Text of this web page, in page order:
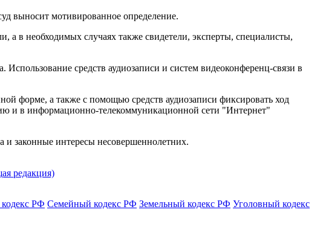
выносит мотивированное определение.
а в необходимых случаях также свидетели, эксперты, специалисты,
средств аудиозаписи и систем видеоконференц-связи в
форме, а также с помощью средств аудиозаписи фиксировать ход
и в информационно-телекоммуникационной сети "Интернет"
и законные интересы несовершеннолетних.
редакция)
РФ Семейный кодекс РФ Земельный кодекс РФ Уголовный кодекс